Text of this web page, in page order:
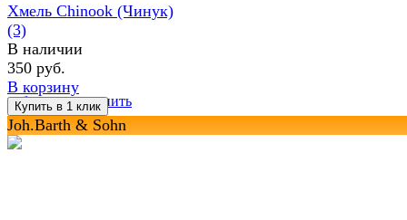
избранное сравнить
Хмель Chinook (Чинук)
(3)
В наличии
350 руб.
В корзину
Joh.Barth & Sohn